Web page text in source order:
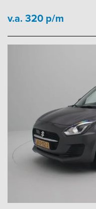
v.a. 320 p/m